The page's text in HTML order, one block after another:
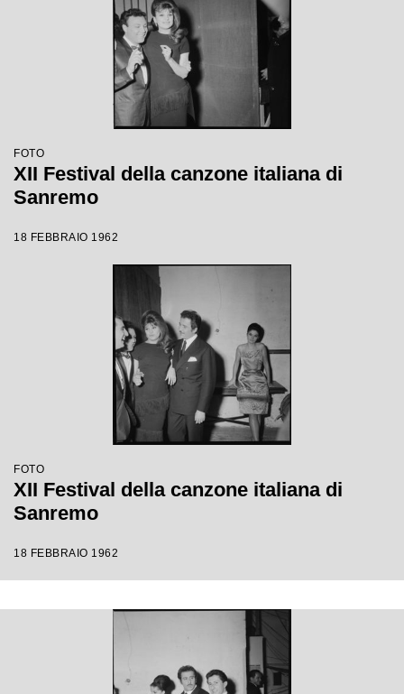
FOTO
XII Festival della canzone italiana di
Sanremo
18 FEBBRAIO 1962
FOTO
XII Festival della canzone italiana di
Sanremo
18 FEBBRAIO 1962